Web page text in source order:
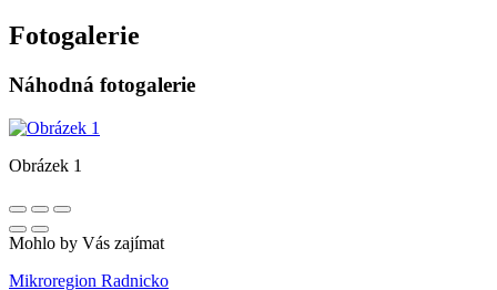
Fotogalerie
Náhodná fotogalerie
Obrázek 1
Mohlo by Vás zajímat
Mikroregion Radnicko